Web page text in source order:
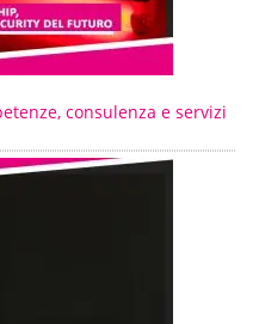
consulenza e servizi